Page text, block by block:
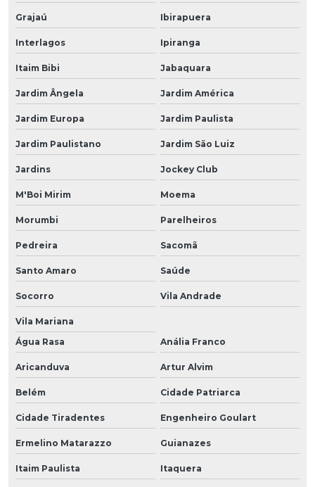
Grajaú Ibirapuera
Interlagos Ipiranga
Itaim Bibi Jabaquara
Jardim Ângela Jardim América
Jardim Europa Jardim Paulista
Jardim Paulistano Jardim São Luiz
Jardins Jockey Club
M'Boi Mirim Moema
Morumbi Parelheiros
Pedreira Sacomã
Santo Amaro Saúde
Socorro Vila Andrade
Vila Mariana
Água Rasa
Anália Franco
Aricanduva Artur Alvim
Belém Cidade Patriarca
Cidade Tiradentes Engenheiro Goulart
Ermelino Matarazzo Guianazes
Itaim Paulista Itaquera